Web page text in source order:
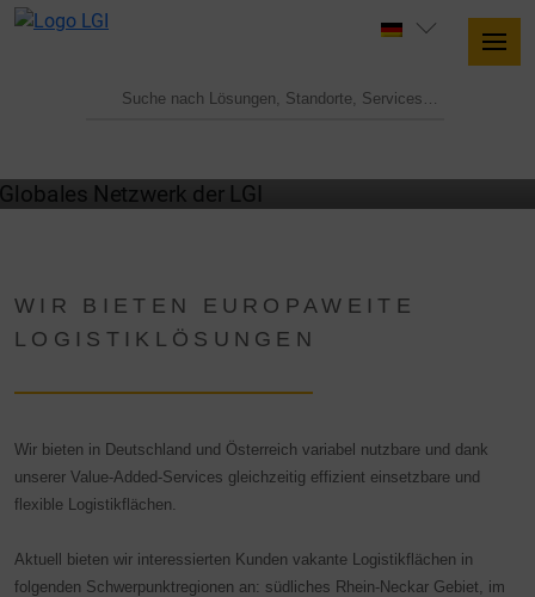
WIR BIETEN EUROPAWEITE
LOGISTIKLÖSUNGEN
Wir bieten in Deutschland und Österreich variabel nutzbare und dank
unserer Value-Added-Services gleichzeitig effizient einsetzbare und
flexible Logistikflächen.
Aktuell bieten wir interessierten Kunden vakante Logistikflächen in
folgenden Schwerpunktregionen an: südliches Rhein-Neckar Gebiet, im